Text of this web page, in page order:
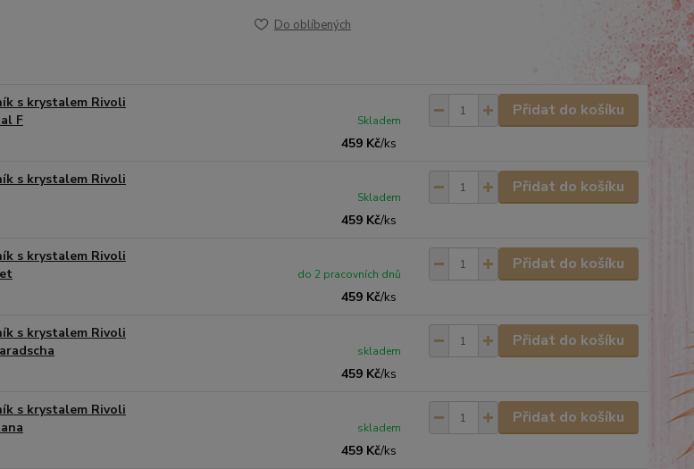
Do oblíbených
s krystalem Rivoli
F
459 Kč/ks
Skladem
Přidat do košíku
s krystalem Rivoli
459 Kč/ks
Skladem
Přidat do košíku
s krystalem Rivoli
459 Kč/ks
do 2 pracovních dnů
Přidat do košíku
s krystalem Rivoli
459 Kč/ks
skladem
Přidat do košíku
s krystalem Rivoli
459 Kč/ks
skladem
Přidat do košíku